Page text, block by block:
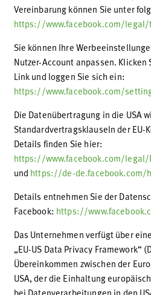
Vereinbarung können Sie unter
https://www.facebook.com/
Sie können Ihre
Nutzer-Account anpassen. Klicken
Link und loggen Sie sich ein:
https://www.facebook.com/
Die Datenübertragung in die USA
Standardvertragsklauseln der EU-
Details finden Sie hier:
https://www.facebook.com/legal/
und https://de-de.facebook.com/
Details entnehmen Sie der
Facebook: https://
Das Unternehmen verfügt über
„EU-US Data Privacy Framework“
Übereinkommen zwischen der
USA, der die Einhaltung
bei Datenverarbeitungen in den